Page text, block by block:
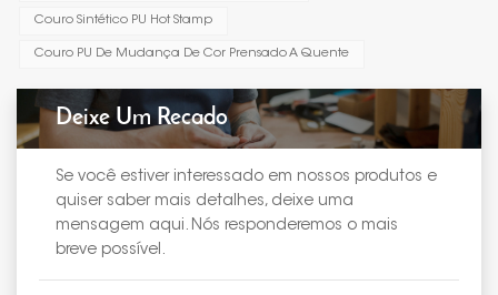
Couro Sintético PU Hot Stamp
Couro PU De Mudança De Cor Prensado A Quente
Deixe Um Recado
Se você estiver interessado em nossos produtos e
quiser saber mais detalhes, deixe uma
mensagem aqui. Nós responderemos o mais
breve possível.